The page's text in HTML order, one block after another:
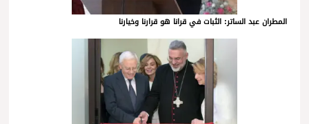
المطران عبد الساتر: الثبات في قرانا هو قرارنا وخيارنا